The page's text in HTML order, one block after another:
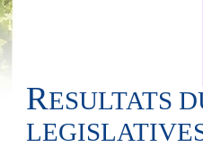
RESULTATS